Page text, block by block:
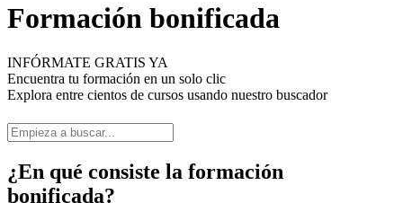
Formación bonificada
INFÓRMATE GRATIS YA
Encuentra tu formación en un solo clic
Explora entre cientos de cursos usando nuestro buscador
¿En qué consiste la formación
bonificada?